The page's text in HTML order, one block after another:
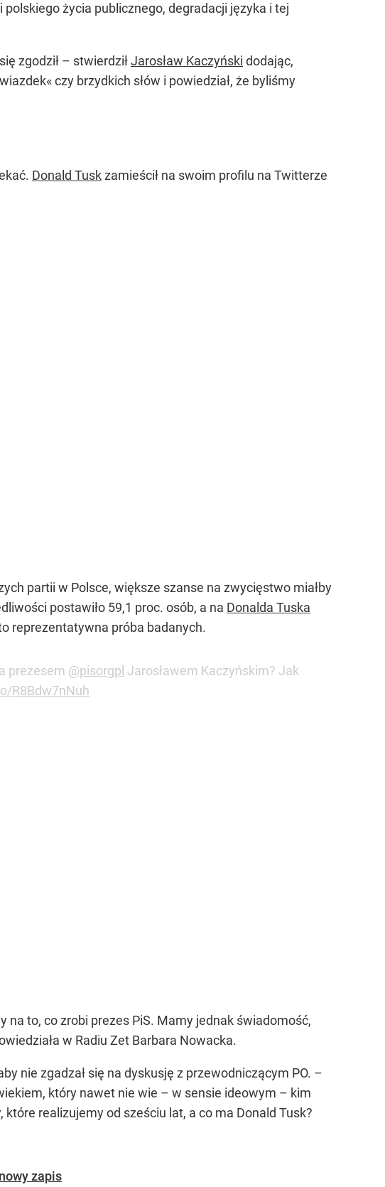
życia publicznego, degradacji języka i tej
zgodził – stwierdziłJarosław Kaczyński dodając,
czy brzydkich słów i powiedział, że byliśmy
Donald Tuskzamieścił na swoim profilu na Twitterze
partii w Polsce, większe szanse na zwycięstwo miałby
postawiło 59,1 proc. osób, a na Donalda Tuska
reprezentatywna próba badanych.
a prezesem @pisorgpl Jarosławem Kaczyńskim? Jak
R8Bdw7nNuh
to, co zrobi prezes PiS. Mamy jednak świadomość,
w Radiu Zet Barbara Nowacka.
nie zgadzał się na dyskusję z przewodniczącym PO. –
który nawet nie wie – w sensie ideowym – kim
realizujemy od sześciu lat, a co ma Donald Tusk?
zapis